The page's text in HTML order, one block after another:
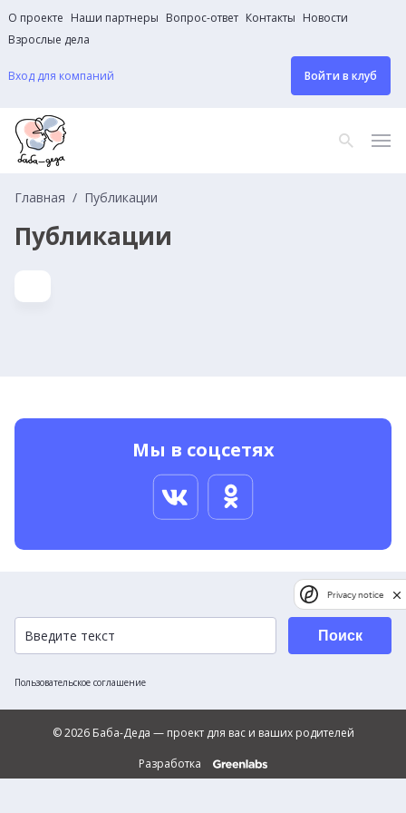
О проекте Наши партнеры Вопрос-ответ Контакты Новости
Взрослые дела
Вход для компаний Войти в клуб
Главная Публикации
Публикации
Мы в соцсетях
Пользовательское соглашение
Поиск
© 2026 Баба-Деда — проект для вас и ваших родителей
Разработка
Privacy notice